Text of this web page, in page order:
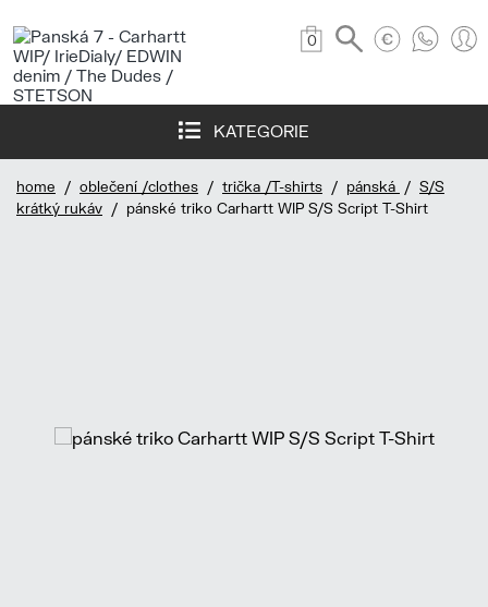
0
KATEGORIE
home / oblečení /clothes / trička /T-shirts / pánská / S/S
krátký rukáv / pánské triko Carhartt WIP S/S Script T-Shirt